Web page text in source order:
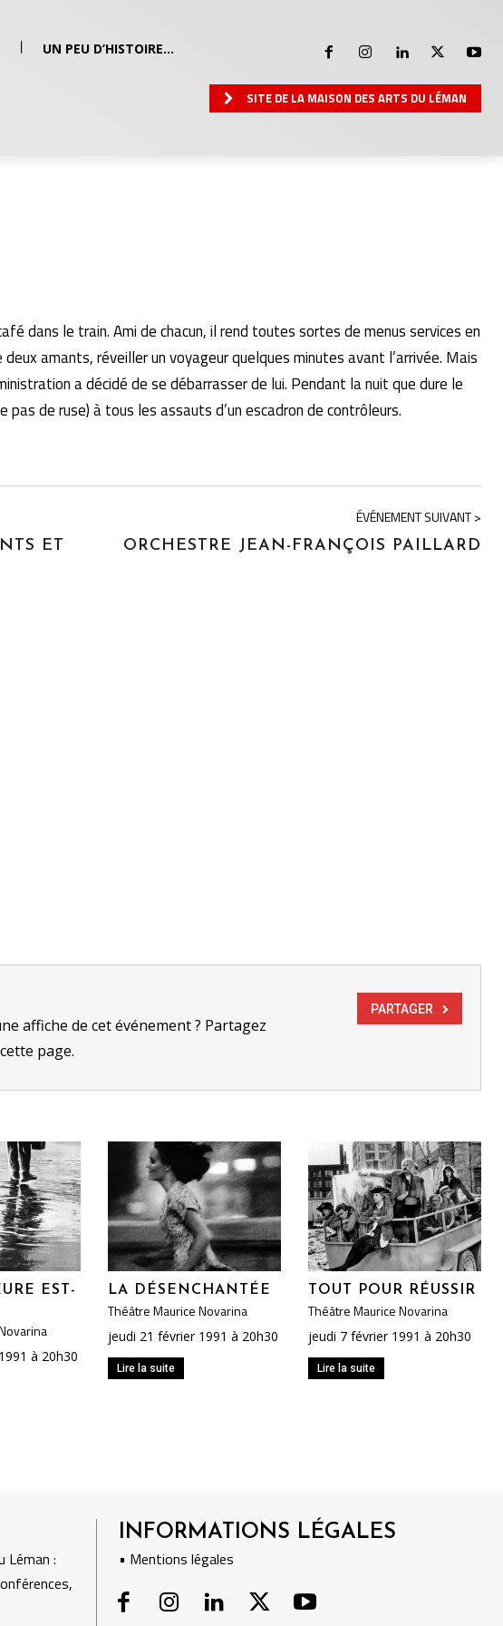
UN PEU D’HISTOIRE…
SITE DE LA MAISON DES ARTS DU LÉMAN
dans le train. Ami de chacun, il rend toutes sortes de menus services en
amants, réveiller un voyageur quelques minutes avant l’arrivée. Mais
a décidé de se débarrasser de lui. Pendant la nuit que dure le
de ruse) à tous les assauts d’un escadron de contrôleurs.
ET
ÉVÉNEMENT SUIVANT >
ORCHESTRE JEAN-FRANÇOIS PAILLARD
affiche de cet événement ? Partagez
page.
PARTAGER
EST-
à 20h30
LA DÉSENCHANTÉE
Théâtre Maurice Novarina
jeudi 21 février 1991 à 20h30
Lire la suite
TOUT POUR RÉUSSIR
Théâtre Maurice Novarina
jeudi 7 février 1991 à 20h30
Lire la suite
Léman :
INFORMATIONS LÉGALES
• Mentions légales